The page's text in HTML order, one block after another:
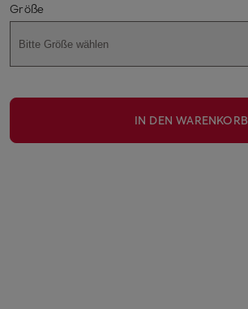
Größe
Bitte Größe wählen
IN DEN WARENKORB